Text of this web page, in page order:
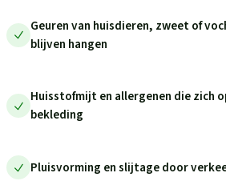
Geuren van huisdieren, zweet of
blijven hangen
Huisstofmijt en allergenen die zich
bekleding
Pluisvorming en slijtage door